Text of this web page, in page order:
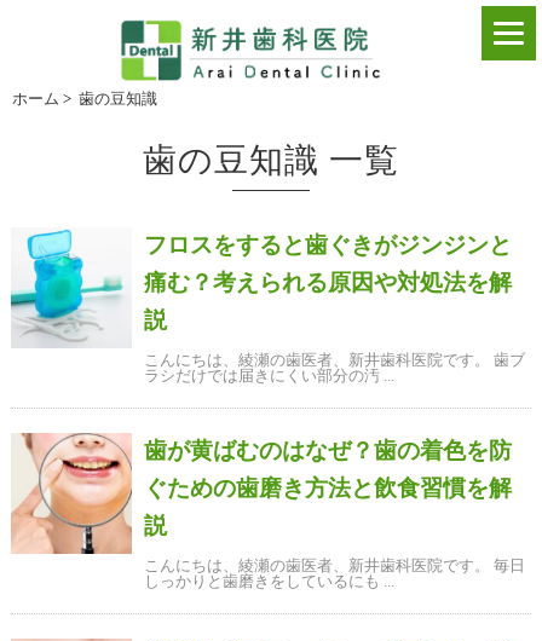
ホーム > 歯の豆知識
歯の豆知識 一覧
フロスをすると歯ぐきがジンジンと
痛む？考えられる原因や対処法を解
説
こんにちは、綾瀬の歯医者、新井歯科医院です。 歯ブ
ラシだけでは届きにくい部分の汚 ...
歯が黄ばむのはなぜ？歯の着色を防
ぐための歯磨き方法と飲食習慣を解
説
こんにちは、綾瀬の歯医者、新井歯科医院です。 毎日
しっかりと歯磨きをしているにも ...